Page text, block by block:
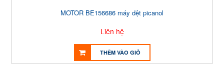
MOTOR BE156686 máy dệt picanol
Liên hệ
THÊM VÀO GIỎ